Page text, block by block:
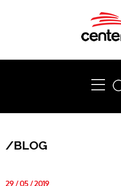
/BLOG
29 /05 /2019